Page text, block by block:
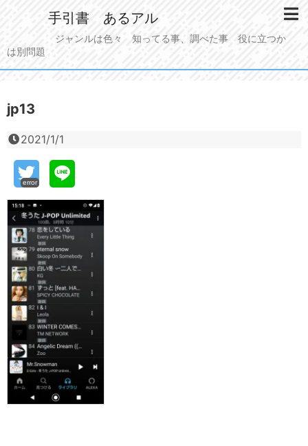
手引書 あるアル
ジャンルは色々 知ってる事、調べた事 役に立つか
は別問題
jp13
2021/1/1
error